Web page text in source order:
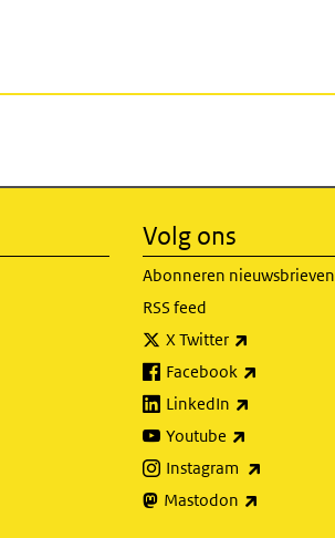
Volg ons
Abonneren nieuwsbrieven
RSS feed
X Twitter
Facebook
LinkedIn
Youtube
Instagram
Mastodon